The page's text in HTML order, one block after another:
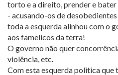
torto e a direito, prender e
- acusando-os de
toda a esquerda alinhou com o
aos famelicos da terra!
O governo não quer
violência, etc.
Com esta esquerda politica que